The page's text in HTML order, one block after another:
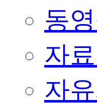
동
자
자